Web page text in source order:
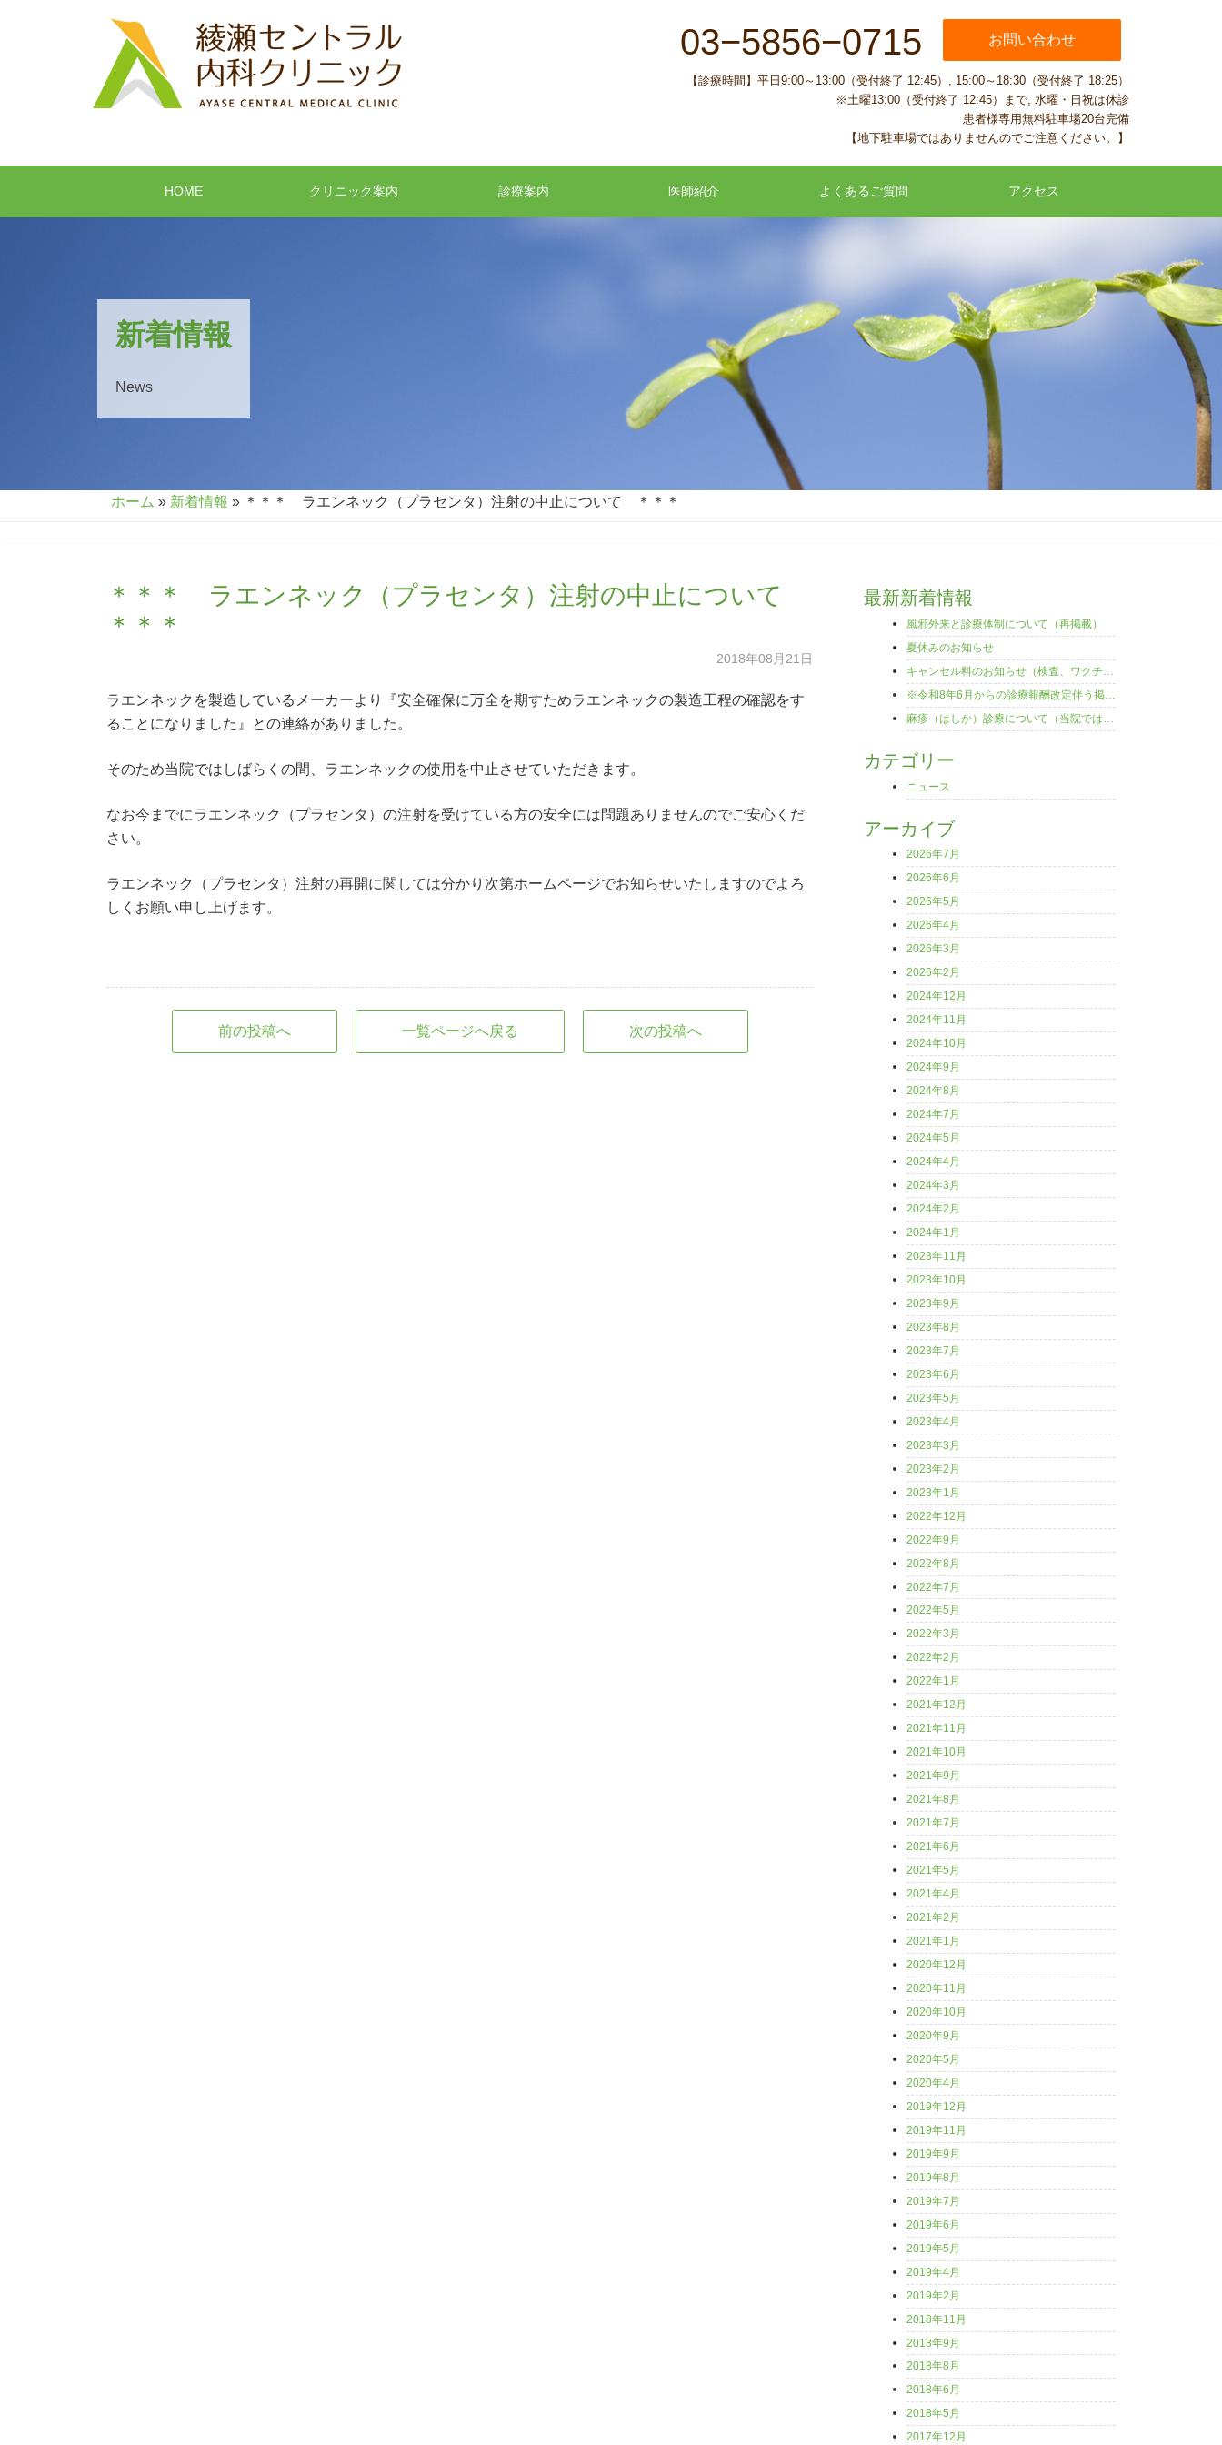
03−5856−0715 お問い合わせ
【診療時間】平日9:00～13:00（受付終了 12:45）, 15:00～18:30（受付終了 18:25）
※土曜13:00（受付終了 12:45）まで, 水曜・日祝は休診
患者様専用無料駐車場20台完備
【地下駐車場ではありませんのでご注意ください。】
HOME クリニック案内 診療案内 医師紹介 よくあるご質問 アクセス
新着情報
News
ホーム » 新着情報 » ＊＊＊ ラエンネック（プラセンタ）注射の中止について ＊＊＊
＊＊＊ ラエンネック（プラセンタ）注射の中止について
＊＊＊
2018年08月21日
ラエンネックを製造しているメーカーより『安全確保に万全を期すためラエンネックの製造工程の確認をす
ることになりました』との連絡がありました。
そのため当院ではしばらくの間、ラエンネックの使用を中止させていただきます。
なお今までにラエンネック（プラセンタ）の注射を受けている方の安全には問題ありませんのでご安心くだ
さい。
ラエンネック（プラセンタ）注射の再開に関しては分かり次第ホームページでお知らせいたしますのでよろ
しくお願い申し上げます。
前の投稿へ 一覧ページへ戻る 次の投稿へ
最新新着情報
風邪外来と診療体制について（再掲載）
夏休みのお知らせ
キャンセル料のお知らせ（検査、ワクチンなど）
※令和8年6月からの診療報酬改定伴う掲示について
カテゴリー
ニュース
アーカイブ
2026年7月
2026年6月
2026年5月
2026年4月
2026年3月
2026年2月
2024年12月
2024年11月
2024年10月
2024年9月
2024年8月
2024年7月
2024年5月
2024年4月
2024年3月
2024年2月
2024年1月
2023年11月
2023年10月
2023年9月
2023年8月
2023年7月
2023年6月
2023年5月
2023年4月
2023年3月
2023年2月
2023年1月
2022年12月
2022年9月
2022年8月
2022年7月
2022年5月
2022年3月
2022年2月
2022年1月
2021年12月
2021年11月
2021年10月
2021年9月
2021年8月
2021年7月
2021年6月
2021年5月
2021年4月
2021年2月
2021年1月
2020年12月
2020年11月
2020年10月
2020年9月
2020年5月
2020年4月
2019年12月
2019年11月
2019年9月
2019年8月
2019年7月
2019年6月
2019年5月
2019年4月
2019年2月
2018年11月
2018年9月
2018年8月
2018年6月
2018年5月
2017年12月